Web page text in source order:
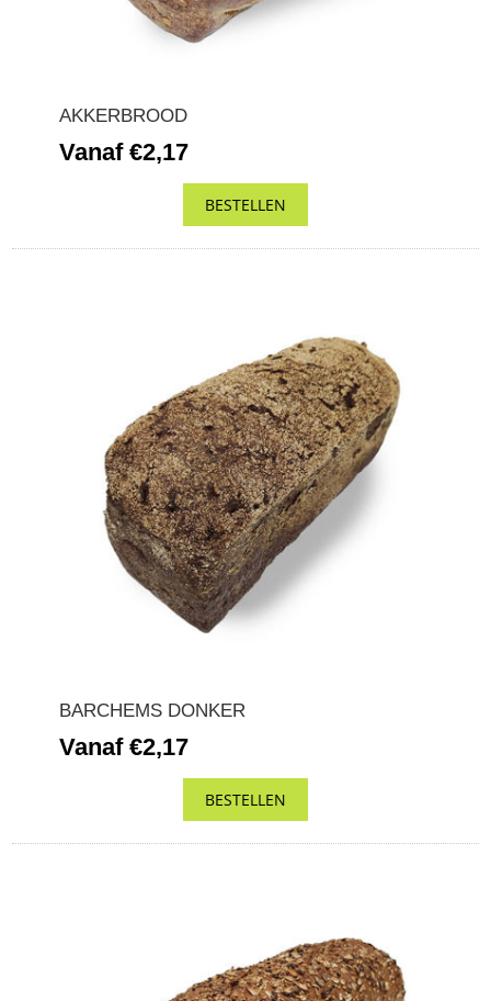
AKKERBROOD
Vanaf €2,17
BARCHEMS DONKER
Vanaf €2,17